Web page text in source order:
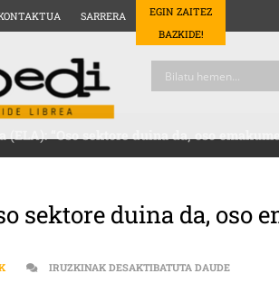
SARRERA
EGIN ZAITEZ
BAZKIDE!
(ELA): “Oso sektore duina da, oso
sektore duina da, oso
IRUZKINAK DESAKTIBATUTA DAUDETXOMIN